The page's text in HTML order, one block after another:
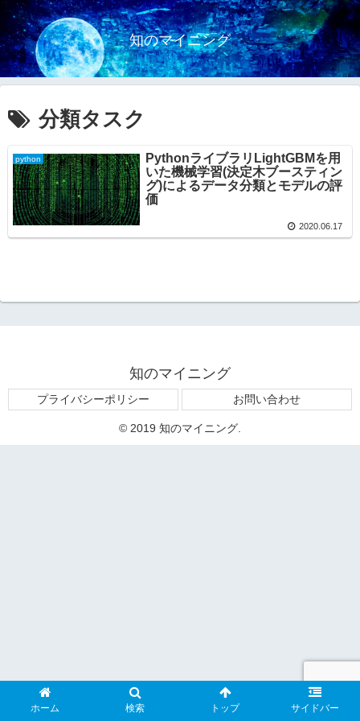
知のマイニング
分類タスク
python
PythonライブラリLightGBMを用
いた機械学習(決定木ブースティン
グ)によるデータ分類とモデルの評
価
2020.06.17
知のマイニング
プライバシーポリシー お問い合わせ
© 2019 知のマイニング.
ホーム 検索 トップ サイドバー